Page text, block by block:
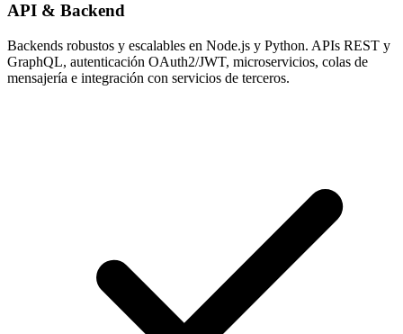
API & Backend
Backends robustos y escalables en Node.js y Python. APIs REST y
GraphQL, autenticación OAuth2/JWT, microservicios, colas de
mensajería e integración con servicios de terceros.